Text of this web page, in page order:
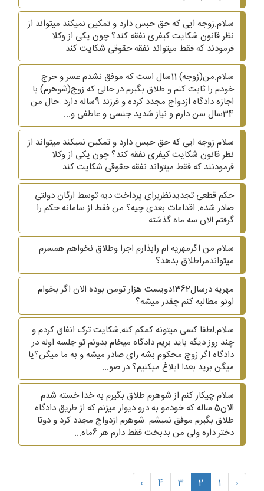
سلام.زوجه ایی که حق حبس دارد و تمکین نمیکند میتواند از
نظر قانون شکایت کیفری نفقه کند؟ چون یکی از وکلا
فرمودند که فقط میتواند نفقه حقوقی شکایت کند
سلام.من(زوجه) 11سال است که موفق نشدم عسر و حرج
خودم را ثابت کنم و طلاق بگیرم در حالی که زوج(شوهرم) با
اجازه دادگاه ازدواج مجدد کرده و فرزند 9ساله دارد .حال من
34سال سن دارم و نیاز شدید جنسی و عاطفی و...
سلام.زوجه ایی که حق حبس دارد و تمکین نمیکند میتواند از
نظر قانون شکایت کیفری نفقه کند؟ چون یکی از وکلا
فرمودنند که فقط میتواند نفقه حقوقی شکایت کند
حکم قطعی تجدیدنظربرای پرداخت دیه توسط ارگان دولتی
صادر شده. اقدامات بعدی چیه؟ من فقط از سامانه حکم را
گرفتم الان سه ماه گذشته
سلام من اگرمهریه ام رابذارم اجرا وطلاق نخواهم همسرم
میتواندمراطلاق بدهد؟
مهریه درسال1362دویست هزار تومن بوده الان اگر بخوام
اونو مطالبه کنم چقدر میشه؟
سلام.لطفا کسی میتونه کمکم کنه.شکایت ترک انفاق کردم و
چند روز دیگه باید بریم دادگاه میخام بدونم تو جلسه اوله در
دادگاه اگر زوج محکوم بشه رای صادر میشه و به ما میگن؟یا
میگن برید بعدا ابلاغ میکنیم؟ در صو...
سلام.چیکار کنم از شوهرم طلاق بگیرم به خدا خسته شدم
الان5 ساله که خودمو به درو دیوار میزنم که از طریق دادگاه
طلاق بگیرم موفق نمیشم .شوهرم ازدواج مجدد کرد و دوتا
دختر داره ولی من بدبخت فقط دارم هر 6ماه...
‹
1
2
3
4
›